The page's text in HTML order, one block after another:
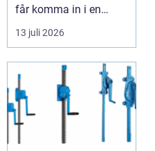
får komma in i en
byggnad, när de får
komma in oc...
13 juli 2026